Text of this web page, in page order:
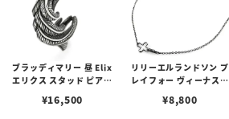
ブラッディマリー 昼 Elix
エリクス スタッド ピアス
¥16,500
リリーエルランドソン プ
レイフォー ヴィーナスチ
¥8,800